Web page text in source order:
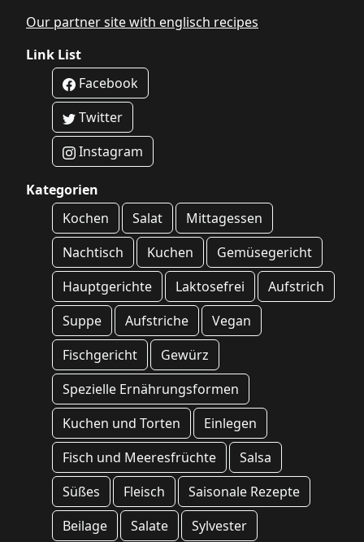
Our partner site with englisch recipes
Link List
Facebook
Twitter
Instagram
Kategorien
Kochen
Salat
Mittagessen
Nachtisch
Kuchen
Gemüsegericht
Hauptgerichte
Laktosefrei
Aufstrich
Suppe
Aufstriche
Vegan
Fischgericht
Gewürz
Spezielle Ernährungsformen
Kuchen und Torten
Einlegen
Fisch und Meeresfrüchte
Salsa
Süßes
Fleisch
Saisonale Rezepte
Beilage
Salate
Sylvester